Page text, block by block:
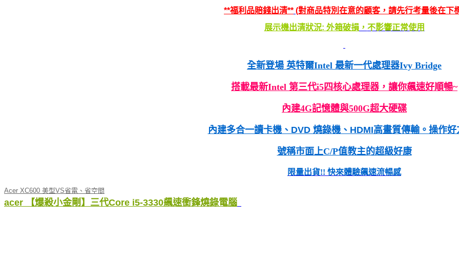
**福利品賠錢出清** (對商品特別在意的顧客，請先行考量後在下
展示機出清狀況: 外箱破損， 不影響正常使用
全新登場 英特爾Intel 最新一代處理器Ivy Bridge
搭載最新Intel 第三代i5四核心處理器，讓你飆速好順暢~
內建4G記憶體與500G超大硬碟
內建多合一讀卡機、DVD 燒錄機、HDMI高畫質傳輸。操作
號稱市面上C/P值教主的超級好康
限量出貨!! 快來體驗飆速流暢感
Acer XC600 美型VS省電、省空間
acer 【爆殺小金剛】三代Core i5-3330飆速衝鋒燒錄電腦